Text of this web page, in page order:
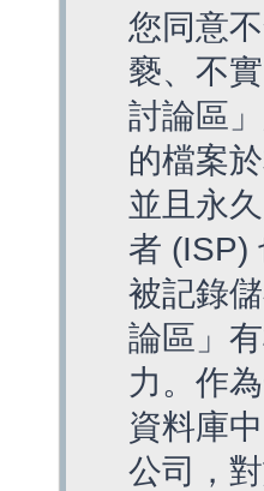
您同意
褻、不
討論區
的檔案
並且永
者 (ISP)
被記錄
論區」
力。作
資料庫
公司，